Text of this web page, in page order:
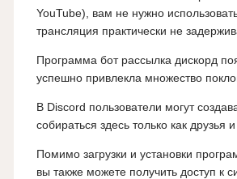
YouTube), вам не нужно
трансляция практически не
Программа бот рассылка дискорд
успешно привлекла множество
В Discord пользователи могут
собираться здесь только как
Помимо загрузки и установки
вы также можете получить доступ к